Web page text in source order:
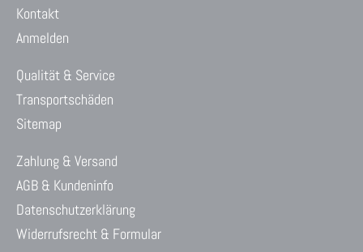
Kontakt
Anmelden
Qualität & Service
Transportschäden
Sitemap
Zahlung & Versand
AGB & Kundeninfo
Datenschutzerklärung
Widerrufsrecht & Formular